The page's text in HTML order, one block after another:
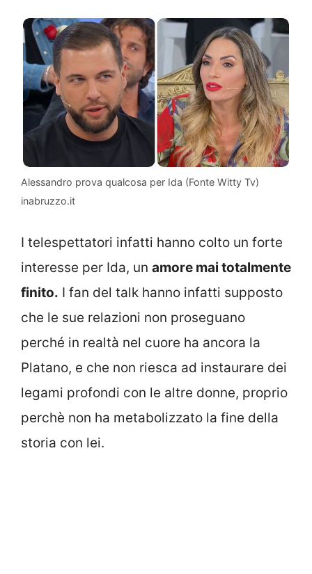
Alessandro prova qualcosa per Ida (Fonte Witty Tv)
inabruzzo.it
I telespettatori infatti hanno colto un forte
interesse per Ida, un amore mai totalmente
finito. I fan del talk hanno infatti supposto
che le sue relazioni non proseguano
perché in realtà nel cuore ha ancora la
Platano, e che non riesca ad instaurare dei
legami profondi con le altre donne, proprio
perchè non ha metabolizzato la fine della
storia con lei.